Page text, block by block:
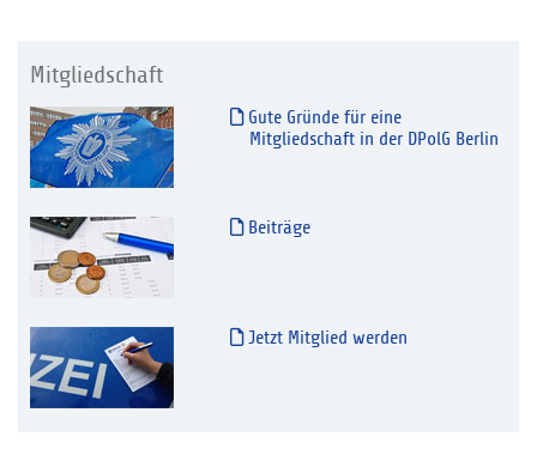
Mitgliedschaft
Gute Gründe für eine
Mitgliedschaft in der DPolG Berlin
Beiträge
Jetzt Mitglied werden